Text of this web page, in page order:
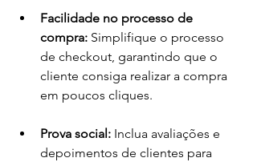
Facilidade no processo de
compra: Simplifique o processo
de checkout, garantindo que o
cliente consiga realizar a compra
em poucos cliques.
Prova social: Inclua avaliações e
depoimentos de clientes para